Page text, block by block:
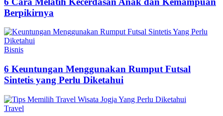
Berpikirnya
Bisnis
6 Keuntungan Menggunakan Rumput Futsal
Sintetis yang Perlu Diketahui
Travel